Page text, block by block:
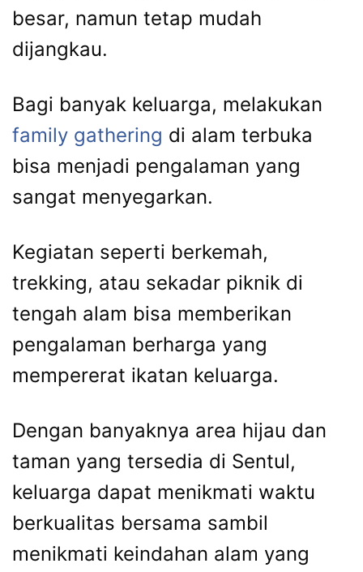
besar, namun tetap mudah
dijangkau.
Bagi banyak keluarga, melakukan
family gathering di alam terbuka
bisa menjadi pengalaman yang
sangat menyegarkan.
Kegiatan seperti berkemah,
trekking, atau sekadar piknik di
tengah alam bisa memberikan
pengalaman berharga yang
mempererat ikatan keluarga.
Dengan banyaknya area hijau dan
taman yang tersedia di Sentul,
keluarga dapat menikmati waktu
berkualitas bersama sambil
menikmati keindahan alam yang